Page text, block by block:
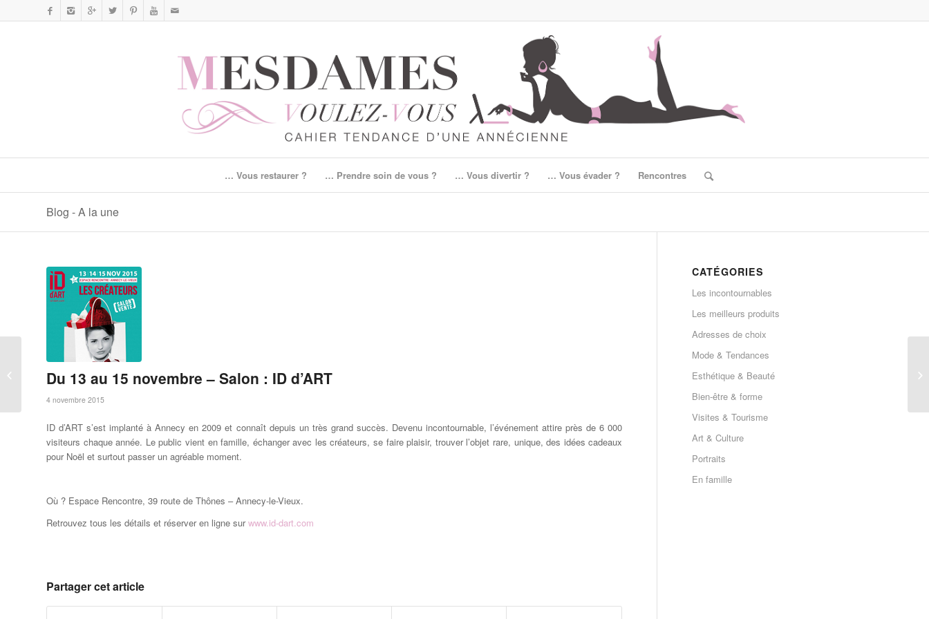
… Vous restaurer ? … Prendre soin de vous ? … Vous divertir ? … Vous évader ? Rencontres
Blog - A la une
Du 13 au 15 novembre – Salon : ID d’ART
4 novembre 2015
ID d’ART s’est implanté à Annecy en 2009 et connaît depuis un très grand succès. Devenu incontournable, l’événement attire près de 6 000
visiteurs chaque année. Le public vient en famille, échanger avec les créateurs, se faire plaisir, trouver l’objet rare, unique, des idées cadeaux
pour Noël et surtout passer un agréable moment.
Où ? Espace Rencontre, 39 route de Thônes – Annecy-le-Vieux.
Retrouvez tous les détails et réserver en ligne surwww.id-dart.com
Partager cet article
CATÉGORIES
Les incontournables
Les meilleurs produits
Adresses de choix
Mode & Tendances
Esthétique & Beauté
Bien-être & forme
Visites & Tourisme
Art & Culture
Portraits
En famille
Du 12 au 14 novembre
– Danse : Bosque
Ardora